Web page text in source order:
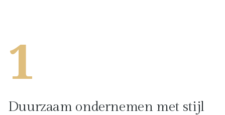
1
Duurzaam ondernemen met stijl